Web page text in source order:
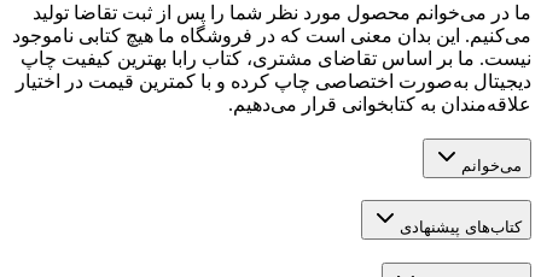
ما در می‌خوانم محصول مورد نظر شما را پس از ثبت تقاضا تولید
می‌کنیم. این بدان معنی است که در فروشگاه ما هیچ کتابی ناموجود
نیست. ما بر اساس تقاضای مشتری، کتاب رابا بهترین کیفیت چاپ
دیجیتال به‌صورت اختصاصی چاپ کرده و با کمترین قیمت در اختیار
علاقه‌مندان به کتابخوانی قرار می‌دهیم.
می‌خوانم
کتاب‌های پیشنهادی